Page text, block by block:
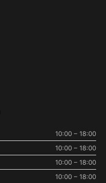
10:00 – 18:00
10:00 – 18:00
10:00 – 18:00
10:00 – 18:00